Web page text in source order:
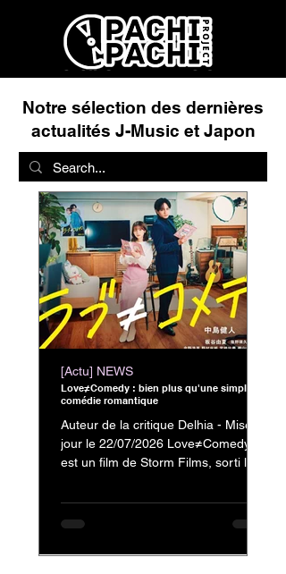
Notre sélection des dernières
actualités J-Music et Japon
Love≠Comedy : bien plus qu'une simple
comédie romantique
Auteur de la critique Delhia - Mise à
jour le 22/07/2026 Love≠Comedy
est un film de Storm Films, sorti le 3
dans le rôle de Kanzaki Reiji et
Nagahama Neru dans celui de
de Nakajima Kento, on ne pouvait
[Actu] NEWS